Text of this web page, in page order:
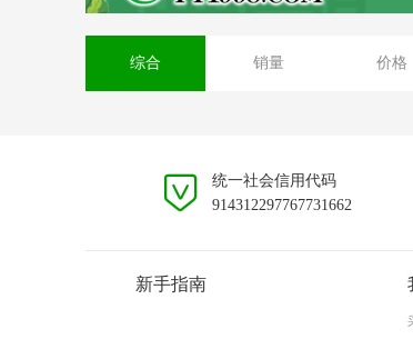
综合 销量 价格
统一社会信用代码
914312297767731662
新手指南